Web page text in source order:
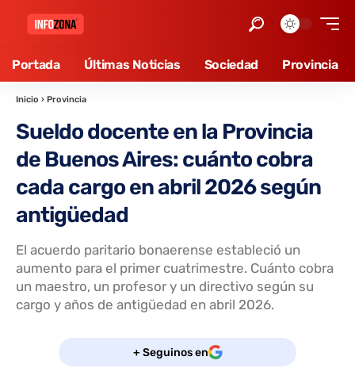
Portada Últimas Noticias Sociedad Provincia
Inicio › Provincia
Sueldo docente en la Provincia
de Buenos Aires: cuánto cobra
cada cargo en abril 2026 según
antigüedad
El acuerdo paritario bonaerense estableció un
aumento para el primer cuatrimestre. Cuánto cobra
un maestro, un profesor y un directivo según su
cargo y años de antigüedad en abril 2026.
+ Seguinos en